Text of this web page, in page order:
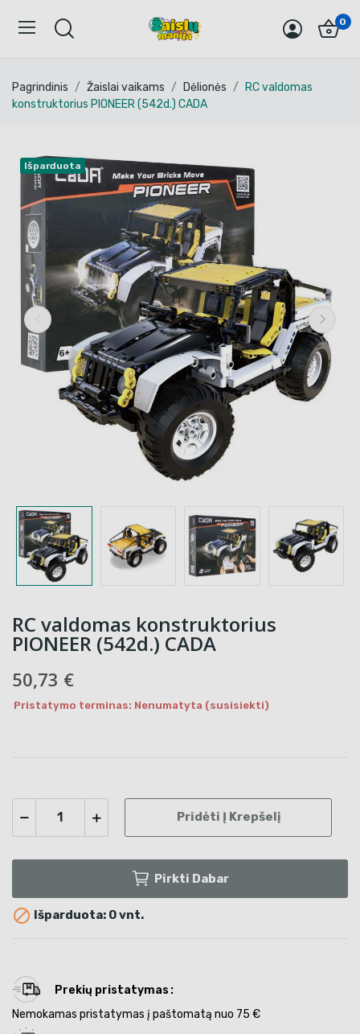
0
Pagrindinis Žaislai vaikams Dėlionės
RC valdomas
konstruktorius PIONEER (542d.) CADA
Išparduota
RC valdomas konstruktorius
PIONEER (542d.) CADA
50,73 €
Pristatymo terminas: Nenumatyta (susisiekti)
Pridėti Į Krepšelį
Pirkti Dabar
 Išparduota: 0 vnt.
Prekių pristatymas
Nemokamas pristatymas į paštomatą nuo 75 €